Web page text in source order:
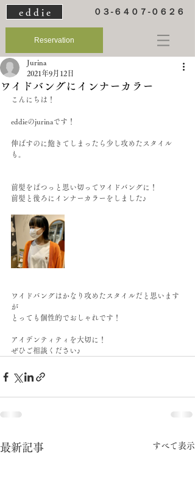
e d d i e ０３-６４０７-０６２６
Reservation
ワイドバングにインナーカラー
Jurina
2021年9月12日
こんにちは！
eddieのjurinaです！
伸ばすのに飽きてしまったら少し攻めたスタイル
も。
前髪をぱつっと思い切ってワイドバングに！
前髪と後ろにインナーカラーをしました♪
ワイドバングはかなり攻めたスタイルだと思います
が
とっても個性的でおしゃれです！
アイデンティティを大切に！
ぜひご相談ください♪
最新記事 すべて表示